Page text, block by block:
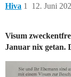
Hiva 12. Juni
1
Visum
Januar nix getan.